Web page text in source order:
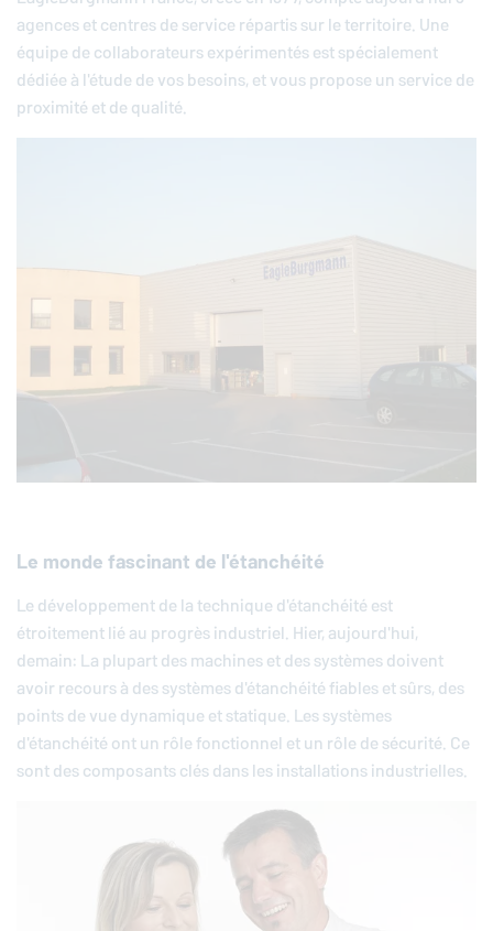
agences et centres de service répartis sur le territoire. Une
équipe de collaborateurs expérimentés est spécialement
dédiée à l'étude de vos besoins, et vous propose un service de
proximité et de qualité.
Le monde fascinant de l'étanchéité
Le développement de la technique d'étanchéité est
étroitement lié au progrès industriel. Hier, aujourd'hui,
demain: La plupart des machines et des systèmes doivent
avoir recours à des systèmes d'étanchéité fiables et sûrs, des
points de vue dynamique et statique. Les systèmes
d'étanchéité ont un rôle fonctionnel et un rôle de sécurité. Ce
sont des composants clés dans les installations industrielles.